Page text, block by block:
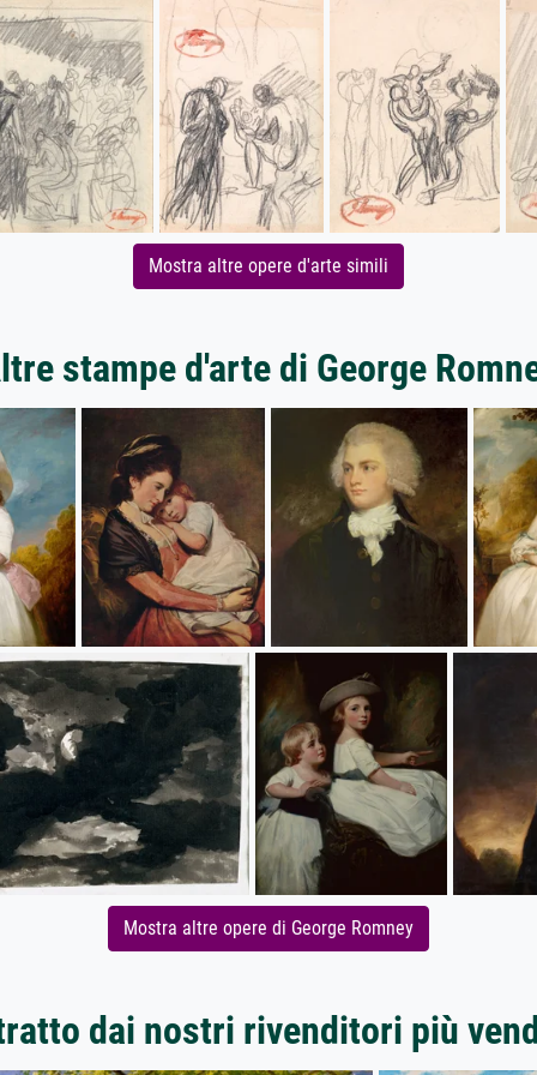
Mostra altre opere d'arte simili
stampe d'arte di George
Mostra altre opere di George Romney
dai nostri rivenditori più